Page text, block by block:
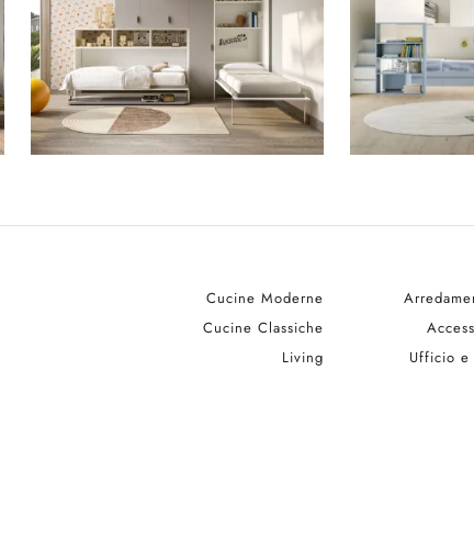
Cucine Moderne
Cucine Classiche
Living
Ufficio e